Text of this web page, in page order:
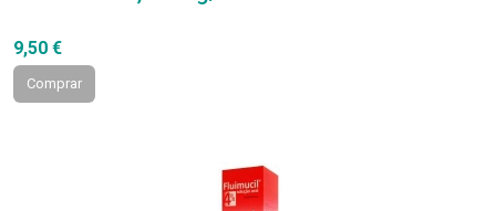
9,50 €
Comprar